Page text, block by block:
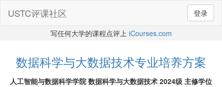
登录
USTC评课社区
写任何大学的课程点评上 iCourses.com
数据科学与大数据技术专业培养方案
人工智能与数据科学学院 数据科学与大数据技术 2024级 主修学位